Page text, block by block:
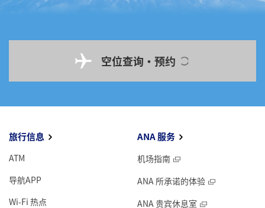
空位查询・预约
旅行信息
ATM
导航APP
Wi-Fi 热点
ANA 服务
机场指南
ANA 所承诺的体验
ANA 贵宾休息室